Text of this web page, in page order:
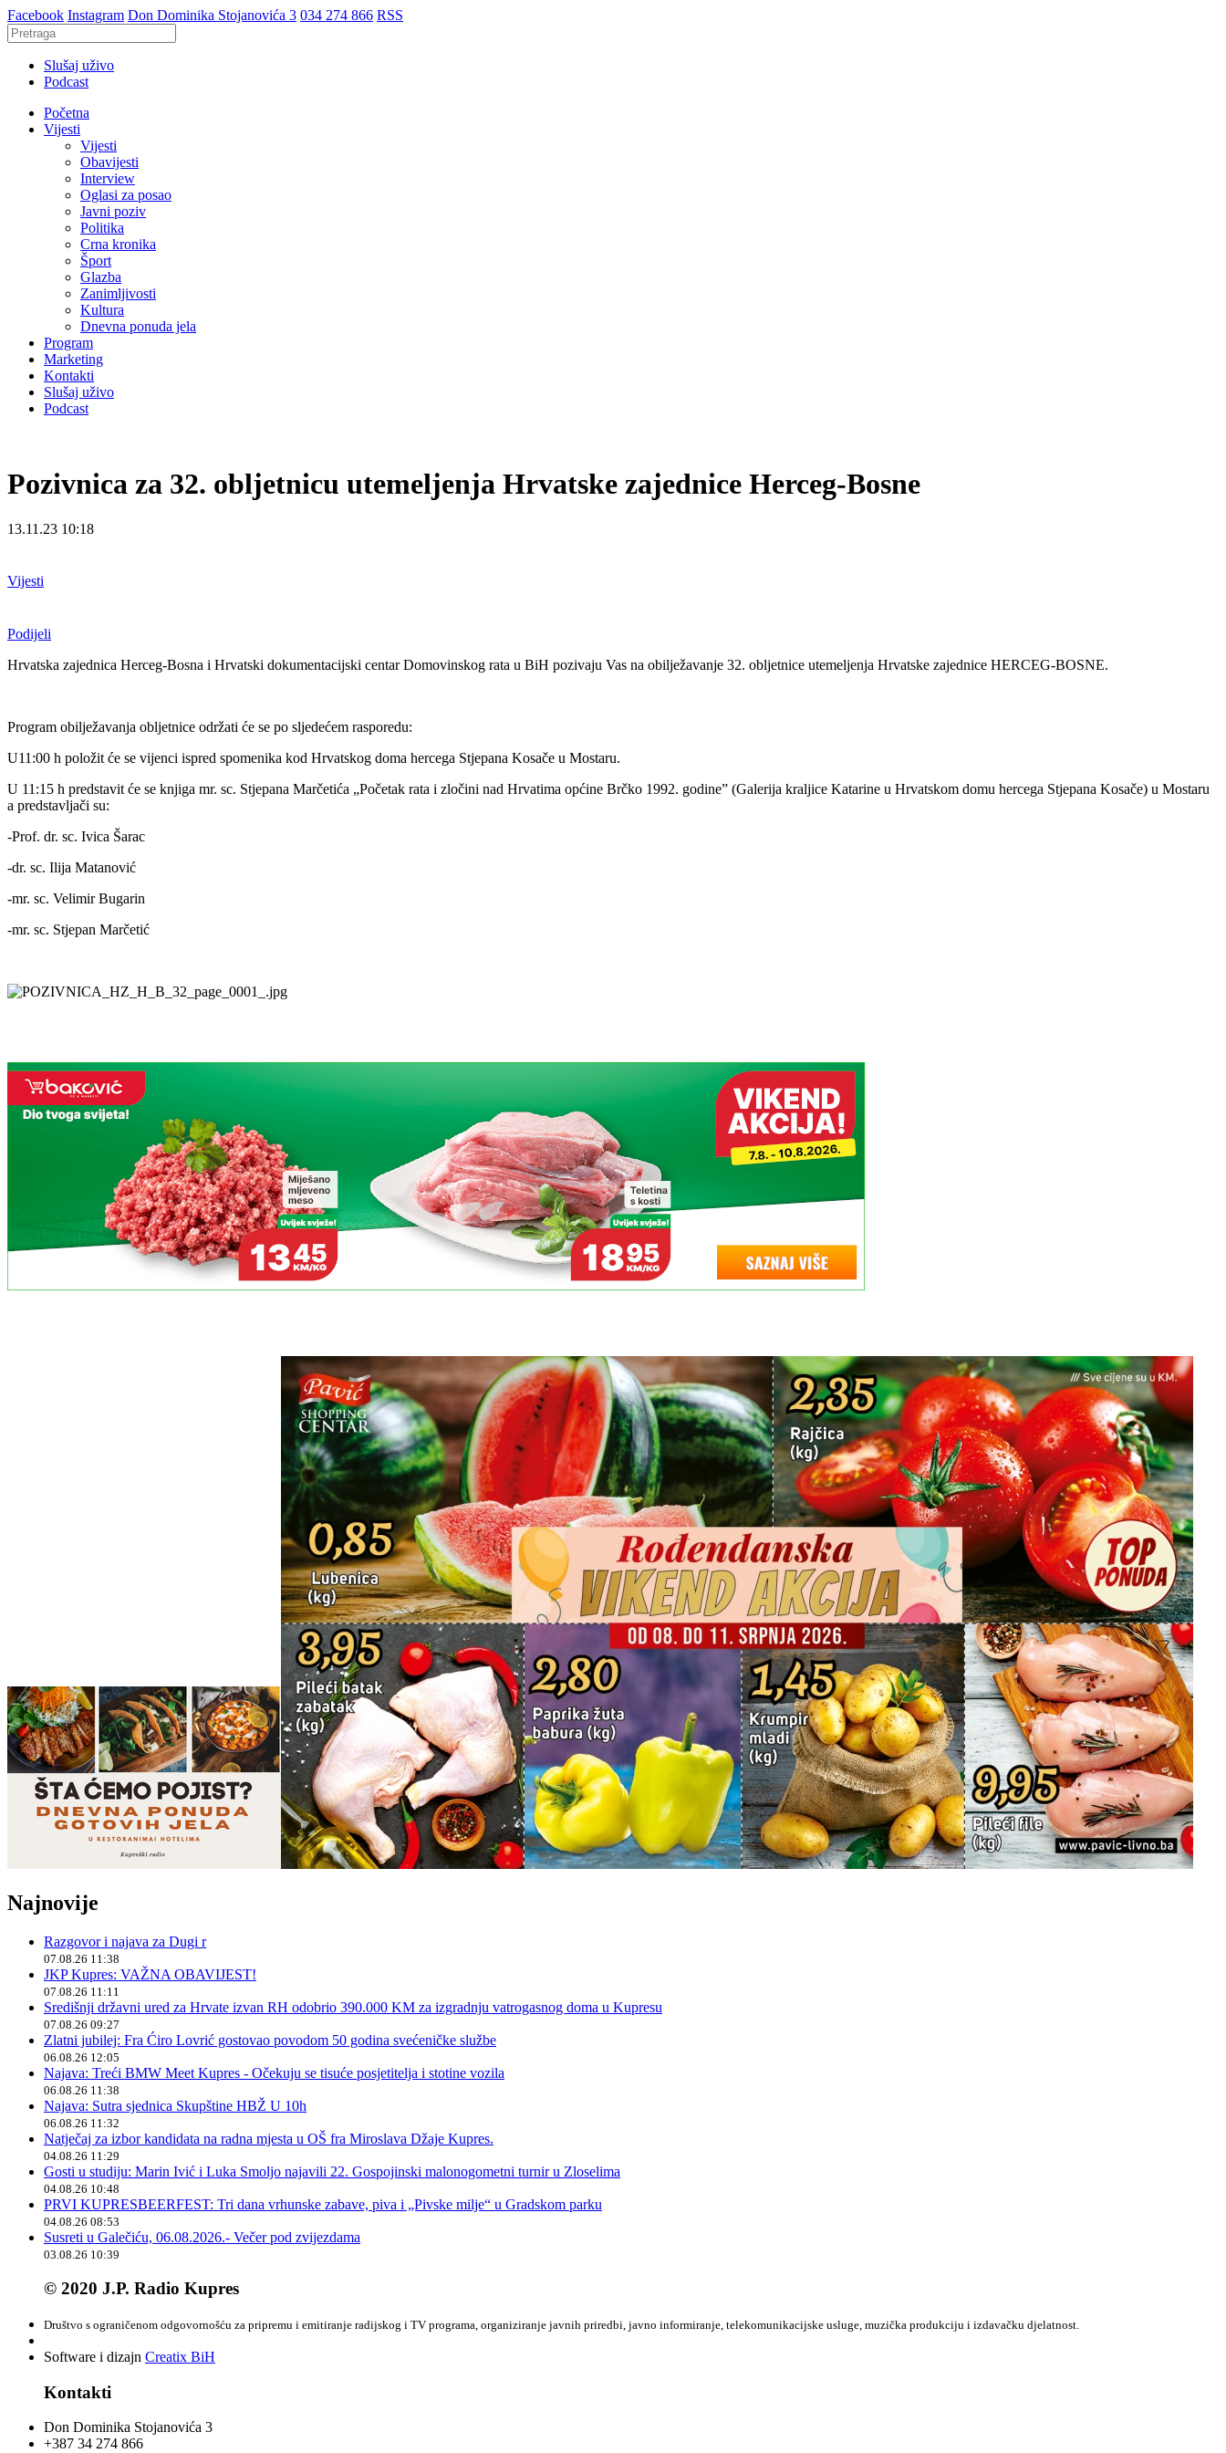
Facebook Instagram Don Dominika Stojanovića 3 034 274 866 RSS
Slušaj uživo
Podcast
Početna
Vijesti
Vijesti
Obavijesti
Interview
Oglasi za posao
Javni poziv
Politika
Crna kronika
Šport
Glazba
Zanimljivosti
Kultura
Dnevna ponuda jela
Program
Marketing
Kontakti
Slušaj uživo
Podcast
Pozivnica za 32. obljetnicu utemeljenja Hrvatske zajednice Herceg-Bosne
13.11.23 10:18
Vijesti
Podijeli
Hrvatska zajednica Herceg-Bosna i Hrvatski dokumentacijski centar Domovinskog rata u BiH pozivaju Vas na obilježavanje 32. obljetnice utemeljenja Hrvatske zajednice HERCEG-BOSNE.
Program obilježavanja obljetnice održati će se po sljedećem rasporedu:
U11:00 h položit će se vijenci ispred spomenika kod Hrvatskog doma hercega Stjepana Kosače u Mostaru.
U 11:15 h predstavit će se knjiga mr. sc. Stjepana Marčetića „Početak rata i zločini nad Hrvatima općine Brčko 1992. godine” (Galerija kraljice Katarine u Hrvatskom domu hercega Stjepana Kosače) u Mostaru
a predstavljači su:
-Prof. dr. sc. Ivica Šarac
-dr. sc. Ilija Matanović
-mr. sc. Velimir Bugarin
-mr. sc. Stjepan Marčetić
Najnovije
Razgovor i najava za Dugi r
07.08.26 11:38
JKP Kupres: VAŽNA OBAVIJEST!
07.08.26 11:11
Središnji državni ured za Hrvate izvan RH odobrio 390.000 KM za izgradnju vatrogasnog doma u Kupresu
07.08.26 09:27
Zlatni jubilej: Fra Ćiro Lovrić gostovao povodom 50 godina svećeničke službe
06.08.26 12:05
Najava: Treći BMW Meet Kupres - Očekuju se tisuće posjetitelja i stotine vozila
06.08.26 11:38
Najava: Sutra sjednica Skupštine HBŽ U 10h
06.08.26 11:32
Natječaj za izbor kandidata na radna mjesta u OŠ fra Miroslava Džaje Kupres.
04.08.26 11:29
Gosti u studiju: Marin Ivić i Luka Smoljo najavili 22. Gospojinski malonogometni turnir u Zloselima
04.08.26 10:48
PRVI KUPRESBEERFEST: Tri dana vrhunske zabave, piva i „Pivske milje“ u Gradskom parku
04.08.26 08:53
Susreti u Galečiću, 06.08.2026.- Večer pod zvijezdama
03.08.26 10:39
© 2020 J.P. Radio Kupres
Društvo s ograničenom odgovornošću za pripremu i emitiranje radijskog i TV programa, organiziranje javnih priredbi, javno informiranje, telekomunikacijske usluge, muzička produkciju i izdavačku djelatnost.
Software i dizajn Creatix BiH
Kontakti
Don Dominika Stojanovića 3
+387 34 274 866